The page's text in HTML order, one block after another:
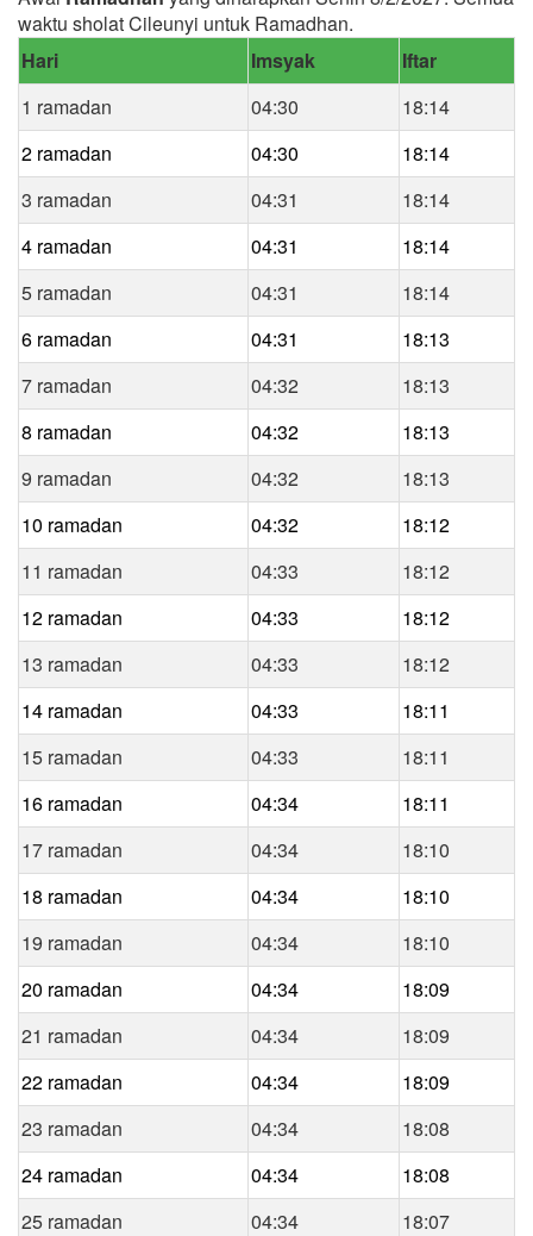
waktu sholat Cileunyi untuk Ramadhan.
Hari
Imsyak
Iftar
1 ramadan
04:30
18:14
2 ramadan
04:30
18:14
3 ramadan
04:31
18:14
4 ramadan
04:31
18:14
5 ramadan
04:31
18:14
6 ramadan
04:31
18:13
7 ramadan
04:32
18:13
8 ramadan
04:32
18:13
9 ramadan
04:32
18:13
10 ramadan
04:32
18:12
11 ramadan
04:33
18:12
12 ramadan
04:33
18:12
13 ramadan
04:33
18:12
14 ramadan
04:33
18:11
15 ramadan
04:33
18:11
16 ramadan
04:34
18:11
17 ramadan
04:34
18:10
18 ramadan
04:34
18:10
19 ramadan
04:34
18:10
20 ramadan
04:34
18:09
21 ramadan
04:34
18:09
22 ramadan
04:34
18:09
23 ramadan
04:34
18:08
24 ramadan
04:34
18:08
25 ramadan
04:34
18:07